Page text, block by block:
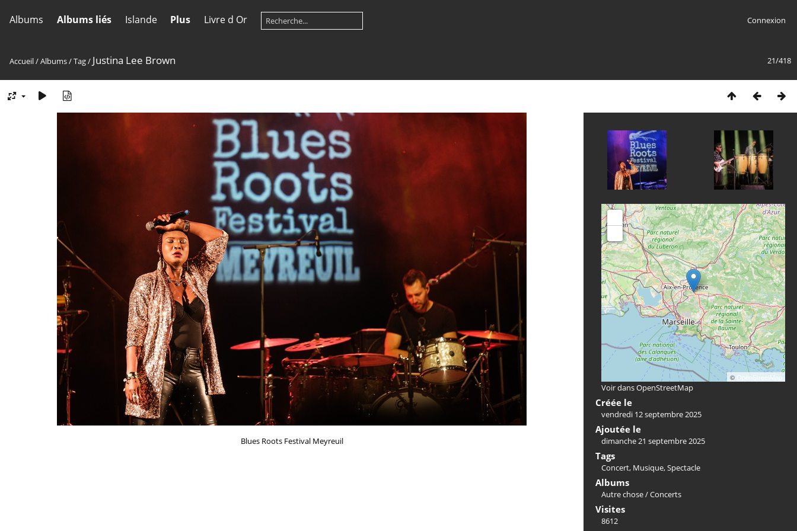
Albums Albums liés Islande Plus Livre d Or Connexion
21/418
Accueil/Albums/Tag/ Justina Lee Brown
Blues Roots Festival Meyreuil
© OpenStreetMap
Voir dans OpenStreetMap
Créée le
vendredi 12 septembre 2025
Ajoutée le
dimanche 21 septembre 2025
Tags
Concert, Musique,Spectacle
Albums
Autre chose/Concerts
Visites
8612